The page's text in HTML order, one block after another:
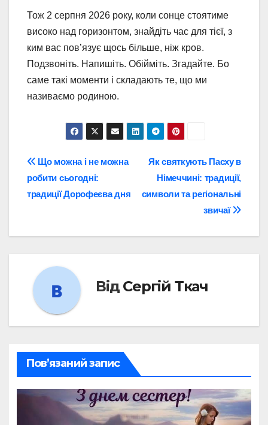
Тож 2 серпня 2026 року, коли сонце стоятиме
високо над горизонтом, знайдіть час для тієї, з
ким вас пов’язує щось більше, ніж кров.
Подзвоніть. Напишіть. Обійміть. Згадайте. Бо
саме такі моменти і складають те, що ми
називаємо родиною.
Навігація
записів
Як святкують Пасху в
Німеччині: традиції,
символи та регіональні
звичаї
Що можна і не можна
робити сьогодні:
традиції Дорофеєва дня
Від Сергій Ткач
Пов’язаний запис